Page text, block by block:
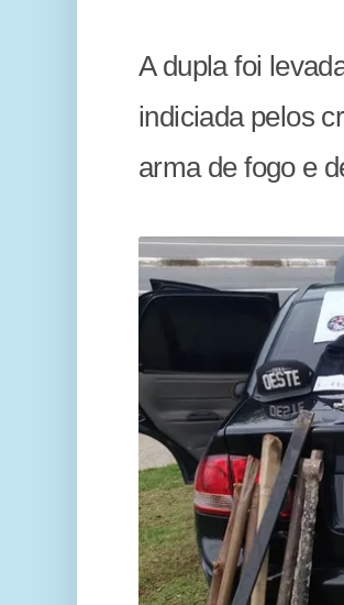
A dupla foi
indiciada pelos
arma de fogo e